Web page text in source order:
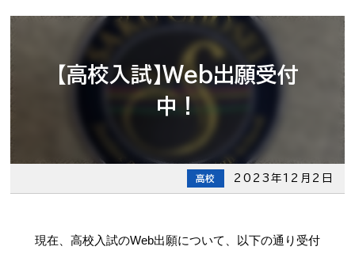
【高校入試】Web出願受付
中！
高校 2023年12月2日
現在、高校入試のWeb出願について、以下の通り受付